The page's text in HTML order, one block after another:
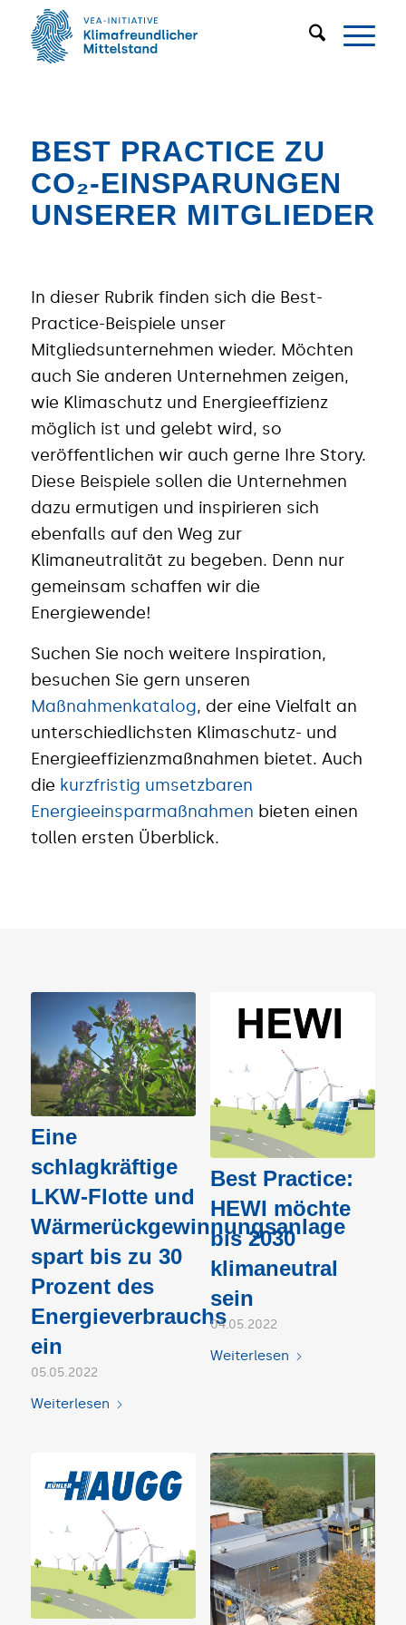
BEST PRACTICE ZU
CO₂-EINSPARUNGEN
UNSERER MITGLIEDER
In dieser Rubrik finden sich die Best-
Practice-Beispiele unser
Mitgliedsunternehmen wieder. Möchten
auch Sie anderen Unternehmen zeigen,
wie Klimaschutz und Energieeffizienz
möglich ist und gelebt wird, so
veröffentlichen wir auch gerne Ihre Story.
Diese Beispiele sollen die Unternehmen
dazu ermutigen und inspirieren sich
ebenfalls auf den Weg zur
Klimaneutralität zu begeben. Denn nur
gemeinsam schaffen wir die
Energiewende!
Suchen Sie noch weitere Inspiration,
besuchen Sie gern unseren
Maßnahmenkatalog, der eine Vielfalt an
unterschiedlichsten Klimaschutz- und
Energieeffizienzmaßnahmen bietet. Auch
die kurzfristig umsetzbaren
Energieeinsparmaßnahmen bieten einen
tollen ersten Überblick.
Eine
schlagkräftige
LKW-Flotte und
Wärmerückgewinnungsanlage
spart bis zu 30
Prozent des
Energieverbrauchs
ein
05.05.2022
Weiterlesen
Best Practice:
HEWI möchte
bis 2030
klimaneutral
sein
04.05.2022
Weiterlesen